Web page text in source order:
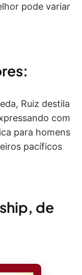
pode variar
Ruiz destila
com
para homens
pacíficos
de